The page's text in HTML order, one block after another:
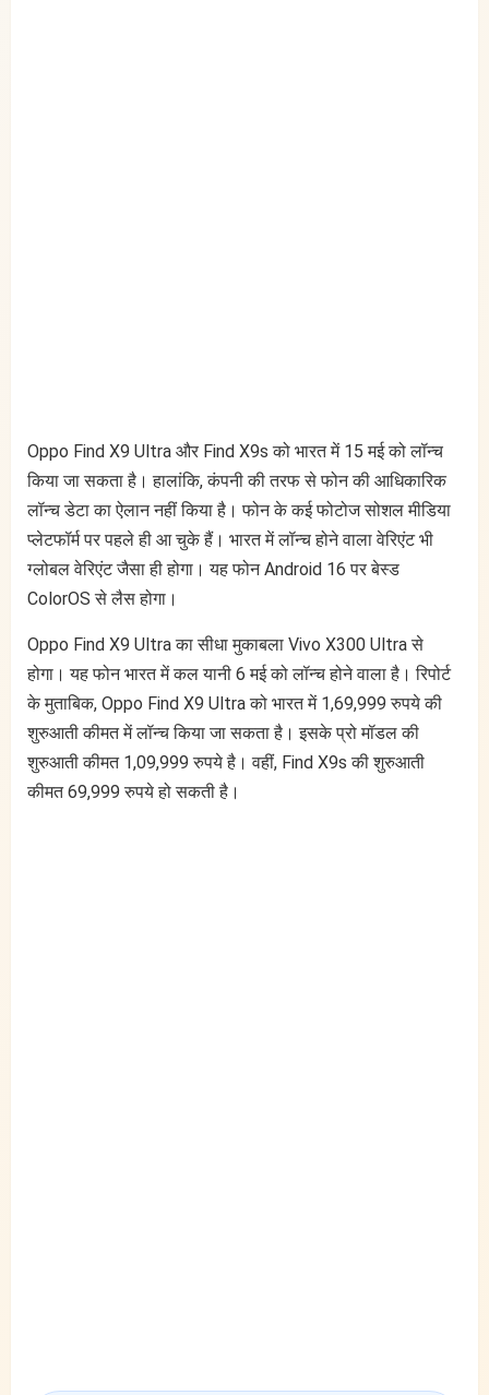
Oppo Find X9 Ultra और Find X9s को भारत में 15 मई को लॉन्च
किया जा सकता है। हालांकि, कंपनी की तरफ से फोन की आधिकारिक
लॉन्च डेटा का ऐलान नहीं किया है। फोन के कई फोटोज सोशल मीडिया
प्लेटफॉर्म पर पहले ही आ चुके हैं। भारत में लॉन्च होने वाला वेरिएंट भी
ग्लोबल वेरिएंट जैसा ही होगा। यह फोन Android 16 पर बेस्ड
ColorOS से लैस होगा।
Oppo Find X9 Ultra का सीधा मुकाबला Vivo X300 Ultra से
होगा। यह फोन भारत में कल यानी 6 मई को लॉन्च होने वाला है। रिपोर्ट
के मुताबिक, Oppo Find X9 Ultra को भारत में 1,69,999 रुपये की
शुरुआती कीमत में लॉन्च किया जा सकता है। इसके प्रो मॉडल की
शुरुआती कीमत 1,09,999 रुपये है। वहीं, Find X9s की शुरुआती
कीमत 69,999 रुपये हो सकती है।